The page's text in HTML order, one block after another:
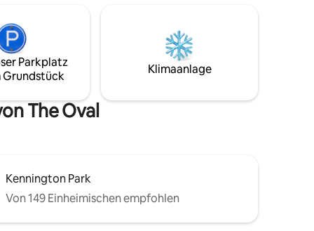
aus
äußerst komfortablen Betten.
Heizkörper im ganzen Boot machen dies
zu einer komfortablen Option das ganze
Jahr über.
Parkplatz
Grundstück
Klimaanlage
The Oval
Kennington Park
Von 149 Einheimischen empfohlen